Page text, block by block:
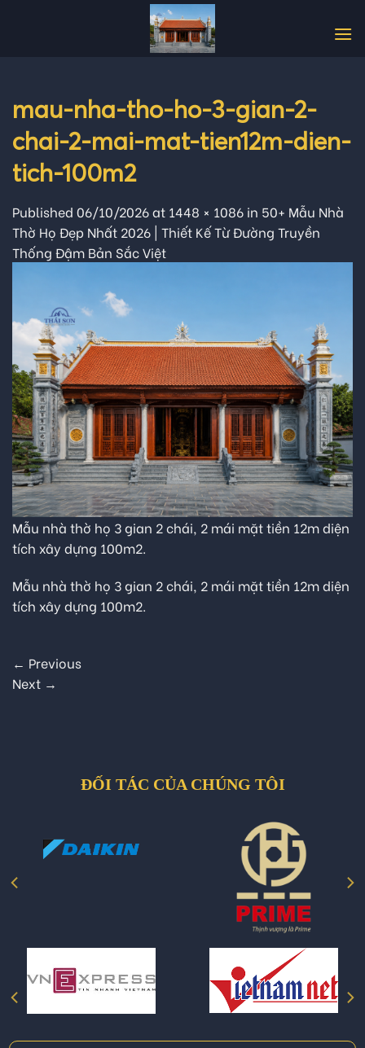
mau-nha-tho-ho-3-gian-2-
chai-2-mai-mat-tien12m-dien-
tich-100m2
Published 06/10/2026at 1448 × 1086 in 50+ Mẫu Nhà
Thờ Họ Đẹp Nhất 2026 | Thiết Kế Từ Đường Truyền
Thống Đậm Bản Sắc Việt
Mẫu nhà thờ họ 3 gian 2 chái, 2 mái mặt tiền 12m diện
tích xây dựng 100m2.
Mẫu nhà thờ họ 3 gian 2 chái, 2 mái mặt tiền 12m diện
tích xây dựng 100m2.
← Previous
Next →
ĐỐI TÁC CỦA CHÚNG TÔI